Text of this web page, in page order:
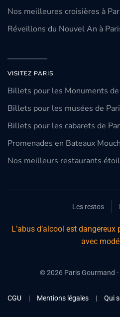
Nos meilleures croisières à
Réveillons du Nouvel An à
VISITEZ PARIS
Billets pour les Monuments de
Billets pour les musées de
Billets pour les cabarets de
Promenades en Bateaux
Nos meilleurs restaurants
Les restos
L’abus d’alcool est
avec
©2026Paris Gourmand -
CGU | Mentions légales | Qui